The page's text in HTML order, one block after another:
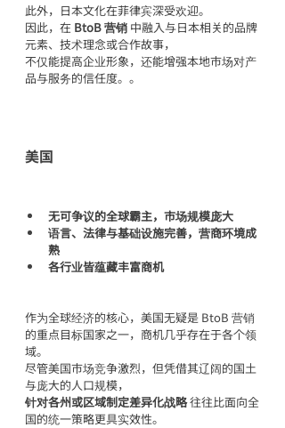
此外，日本文化在菲律宾深受欢迎。
因此，在 BtoB 营销 中融入与日本相关的品牌
元素、技术理念或合作故事，
不仅能提高企业形象，还能增强本地市场对产
品与服务的信任度。。
美国
无可争议的全球霸主，市场规模庞大
语言、法律与基础设施完善，营商环境成
熟
各行业皆蕴藏丰富商机
作为全球经济的核心，美国无疑是 BtoB 营销
的重点目标国家之一，商机几乎存在于各个领
域。
尽管美国市场竞争激烈，但凭借其辽阔的国土
与庞大的人口规模，
针对各州或区域制定差异化战略 往往比面向全
国的统一策略更具实效性。